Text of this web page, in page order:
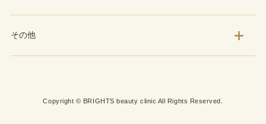
その他
Copyright © BRIGHTS beauty clinic All Rights Reserved.